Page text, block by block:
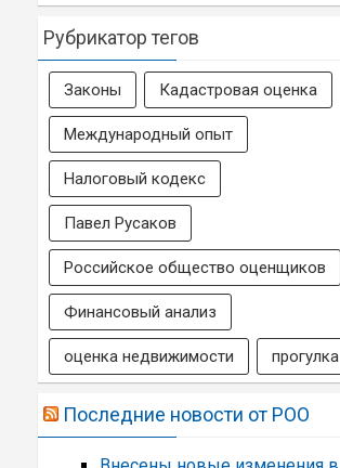
Рубрикатор тегов
Законы Кадастровая оценка
Международный опыт
Налоговый кодекс
Павел Русаков
Российское общество оценщиков
Финансовый анализ
оценка недвижимости прогулка
Последние новости от РОО